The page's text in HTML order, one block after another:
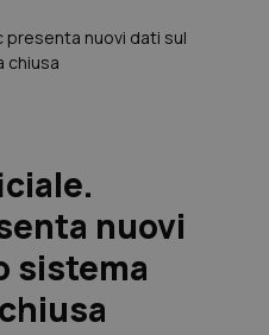
presenta nuovi dati sul
chiusa
nuovi
sistema